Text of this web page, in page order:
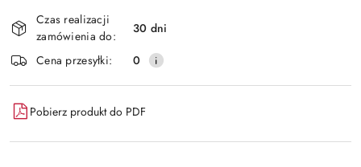
i
dostawa
Czas realizacji
zamówienia do:
30 dni
Cena przesyłki:
0
Pobierz produkt do PDF